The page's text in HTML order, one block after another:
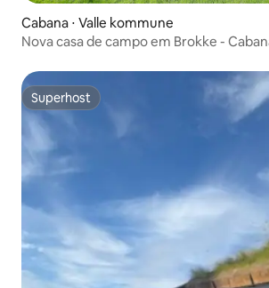
Cabana ⋅ Valle kommune
Nova casa de campo em Brokke -
Superhost
Superhost